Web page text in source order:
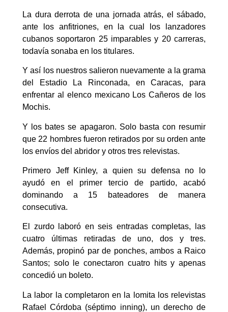
La dura derrota de una jornada atrás, el sábado,
ante los anfitriones, en la cual los lanzadores
cubanos soportaron 25 imparables y 20 carreras,
todavía sonaba en los titulares.
Y así los nuestros salieron nuevamente a la grama
del Estadio La Rinconada, en Caracas, para
enfrentar al elenco mexicano Los Cañeros de los
Mochis.
Y los bates se apagaron. Solo basta con resumir
que 22 hombres fueron retirados por su orden ante
los envíos del abridor y otros tres relevistas.
Primero Jeff Kinley, a quien su defensa no lo
ayudó en el primer tercio de partido, acabó
dominando a 15 bateadores de manera
consecutiva.
El zurdo laboró en seis entradas completas, las
cuatro últimas retiradas de uno, dos y tres.
Además, propinó par de ponches, ambos a Raico
Santos; solo le conectaron cuatro hits y apenas
concedió un boleto.
La labor la completaron en la lomita los relevistas
Rafael Córdoba (séptimo inning), un derecho de